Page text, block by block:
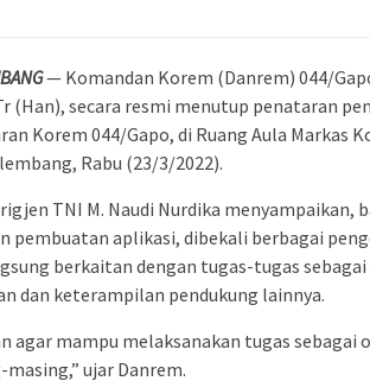
— Komandan Korem (Danrem) 044/
(Han), secara resmi menutup penataran
Korem 044/Gapo, di Ruang Aula Markas
Rabu (23/3/2022).
TNI M. Naudi Nurdika menyampaikan,
pembuatan aplikasi, dibekali berbagai
berkaitan dengan tugas-tugas
dan keterampilan pendukung lainnya.
agar mampu melaksanakan tugas
ujar Danrem.